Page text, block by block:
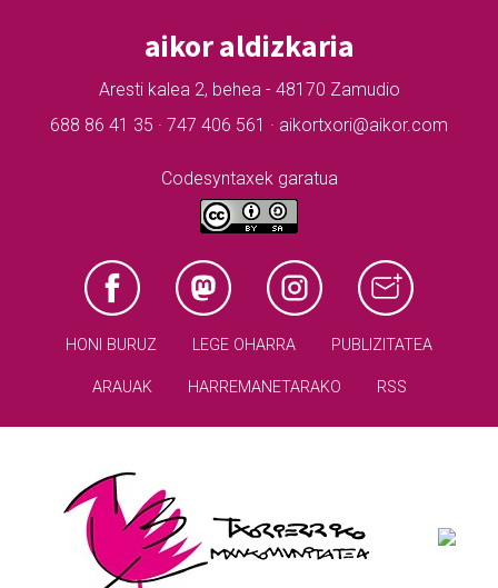
aikor aldizkaria
Aresti kalea 2, behea - 48170 Zamudio
688 86 41 35 · 747 406 561 · aikortxori@aikor.com
Codesyntaxek garatua
HONI BURUZ LEGE OHARRA PUBLIZITATEA
ARAUAK HARREMANETARAKO RSS